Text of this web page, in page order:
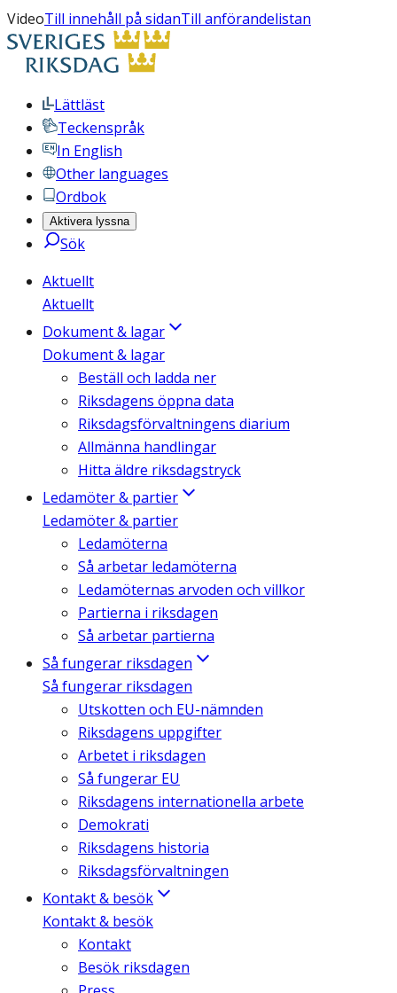
VideoTill innehåll på sidanTill anförandelistan
Lättläst
Teckenspråk
In English
Other languages
Ordbok
Aktivera lyssna
Sök
Aktuellt
Aktuellt
Dokument & lagar
Dokument & lagar
Beställ och ladda ner
Riksdagens öppna data
Riksdagsförvaltningens diarium
Allmänna handlingar
Hitta äldre riksdagstryck
Ledamöter & partier
Ledamöter & partier
Ledamöterna
Så arbetar ledamöterna
Ledamöternas arvoden och villkor
Partierna i riksdagen
Så arbetar partierna
Så fungerar riksdagen
Så fungerar riksdagen
Utskotten och EU-nämnden
Riksdagens uppgifter
Arbetet i riksdagen
Så fungerar EU
Riksdagens internationella arbete
Demokrati
Riksdagens historia
Riksdagsförvaltningen
Kontakt & besök
Kontakt & besök
Kontakt
Besök riksdagen